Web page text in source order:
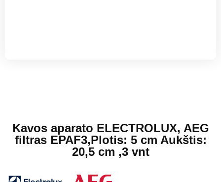
Kavos aparato ELECTROLUX, AEG
filtras EPAF3,Plotis: 5 cm Aukštis:
20,5 cm ,3 vnt